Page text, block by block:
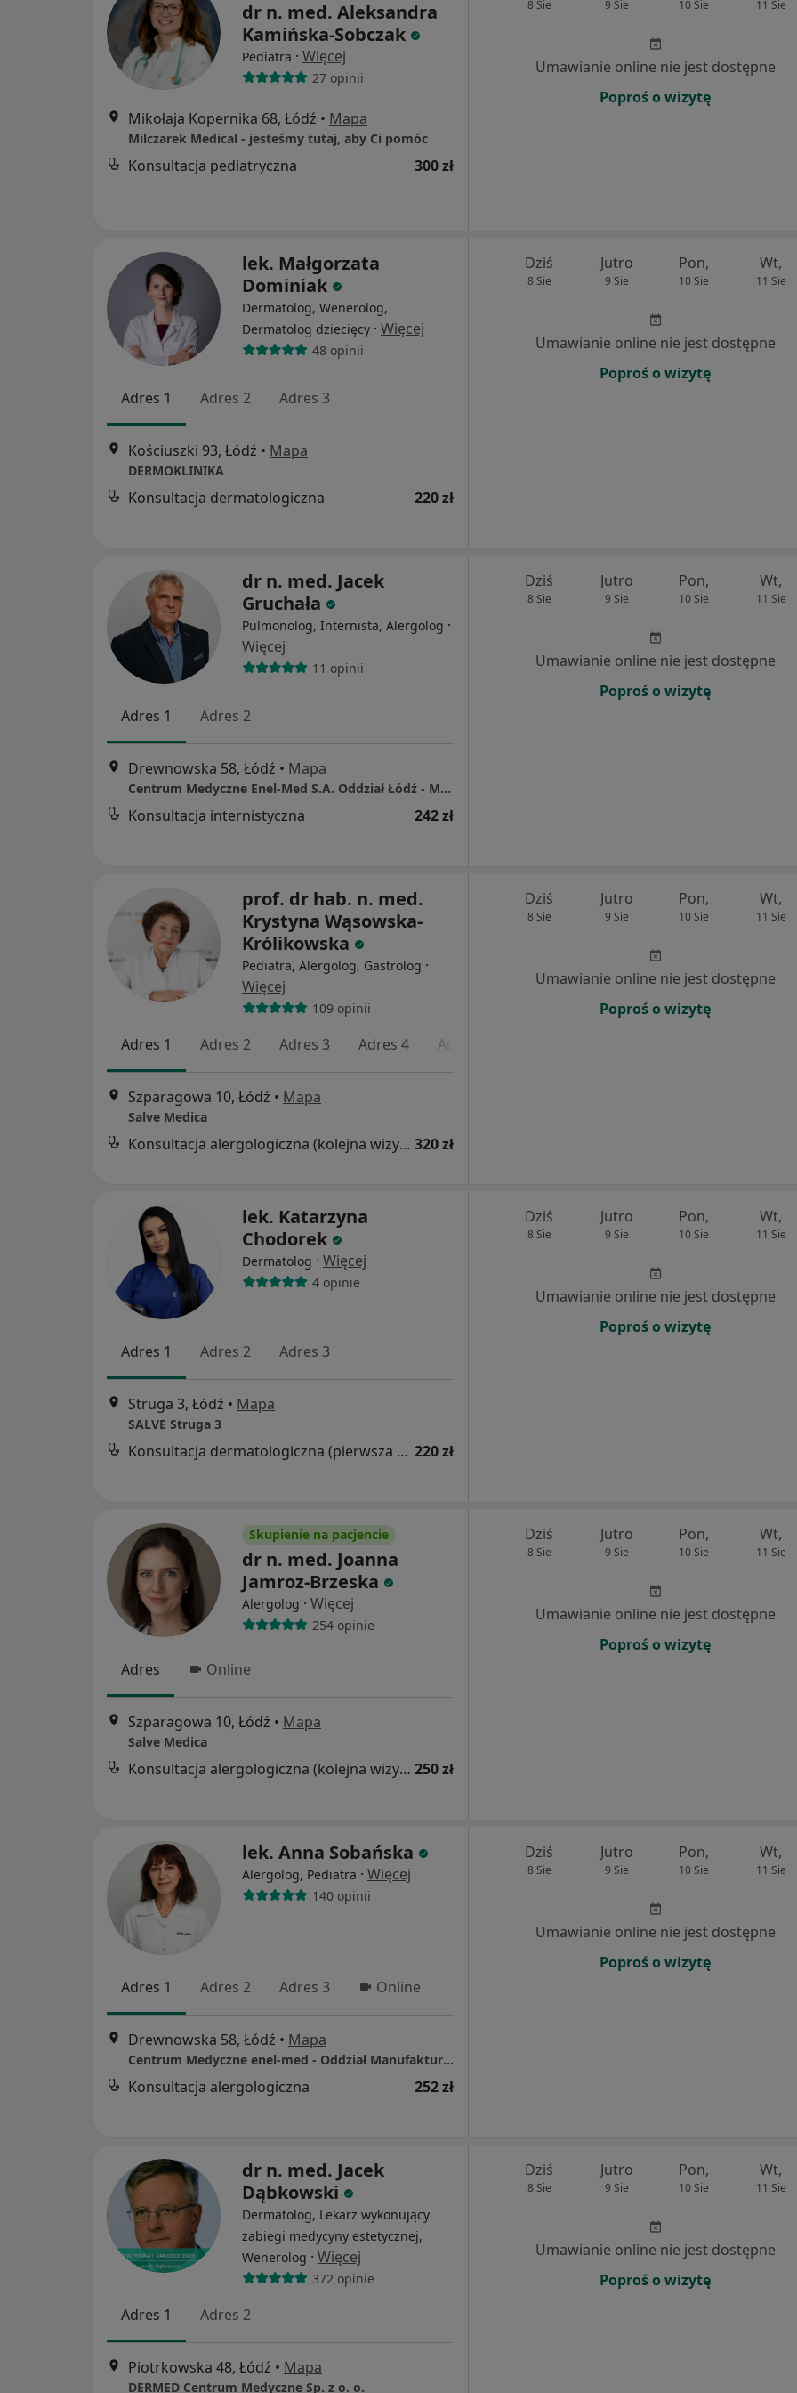
dr n. med. Aleksandra
Kamińska-Sobczak
Pediatra · Więcej
27 opinii
Mikołaja Kopernika 68, Łódź • Mapa
Milczarek Medical - jesteśmy tutaj, aby Ci pomóc
Konsultacja pediatryczna 300 zł
8 Sie 9 Sie 10 Sie 11 Sie
Umawianie online nie jest dostępne
Poproś o wizytę
lek. Małgorzata
Dominiak
Dermatolog, Wenerolog,
Dermatolog dziecięcy · Więcej
48 opinii
Adres 1 Adres 2 Adres 3
Kościuszki 93, Łódź • Mapa
DERMOKLINIKA
Konsultacja dermatologiczna 220 zł
Dziś
8 Sie
Jutro
9 Sie
Pon,
10 Sie
Wt,
11 Sie
Umawianie online nie jest dostępne
Poproś o wizytę
dr n. med. Jacek
Gruchała
Pulmonolog, Internista, Alergolog ·
Więcej
11 opinii
Adres 1 Adres 2
Drewnowska 58, Łódź • Mapa
Centrum Medyczne Enel-Med S.A. Oddział Łódź - Manufaktura
Konsultacja internistyczna 242 zł
Dziś
8 Sie
Jutro
9 Sie
Pon,
10 Sie
Wt,
11 Sie
Umawianie online nie jest dostępne
Poproś o wizytę
prof. dr hab. n. med.
Krystyna Wąsowska-
Królikowska
Pediatra, Alergolog, Gastrolog ·
Więcej
109 opinii
Adres 1 Adres 2 Adres 3 Adres 4 Adres 5
Szparagowa 10, Łódź • Mapa
Salve Medica
Konsultacja alergologiczna (kolejna wizyta) 320 zł
Dziś
8 Sie
Jutro
9 Sie
Pon,
10 Sie
Wt,
11 Sie
Umawianie online nie jest dostępne
Poproś o wizytę
lek. Katarzyna
Chodorek
Dermatolog · Więcej
4 opinie
Adres 1 Adres 2 Adres 3
Struga 3, Łódź • Mapa
SALVE Struga 3
Konsultacja dermatologiczna (pierwsza wizyta) 220 zł
Dziś
8 Sie
Jutro
9 Sie
Pon,
10 Sie
Wt,
11 Sie
Umawianie online nie jest dostępne
Poproś o wizytę
Skupienie na pacjencie
dr n. med. Joanna
Jamroz-Brzeska
Alergolog · Więcej
254 opinie
Adres Online
Szparagowa 10, Łódź • Mapa
Salve Medica
Konsultacja alergologiczna (kolejna wizyta) 250 zł
Dziś
8 Sie
Jutro
9 Sie
Pon,
10 Sie
Wt,
11 Sie
Umawianie online nie jest dostępne
Poproś o wizytę
lek. Anna Sobańska
Alergolog, Pediatra · Więcej
140 opinii
Adres 1 Adres 2 Adres 3 Online
Drewnowska 58, Łódź • Mapa
Centrum Medyczne enel-med - Oddział Manufaktura - Łódź
Konsultacja alergologiczna 252 zł
Dziś
8 Sie
Jutro
9 Sie
Pon,
10 Sie
Wt,
11 Sie
Umawianie online nie jest dostępne
Poproś o wizytę
dr n. med. Jacek
Dąbkowski
Dermatolog, Lekarz wykonujący
zabiegi medycyny estetycznej,
Wenerolog · Więcej
372 opinie
Adres 1 Adres 2
Piotrkowska 48, Łódź • Mapa
DERMED Centrum Medyczne Sp. z o. o.
Dziś
8 Sie
Jutro
9 Sie
Pon,
10 Sie
Wt,
11 Sie
Umawianie online nie jest dostępne
Poproś o wizytę